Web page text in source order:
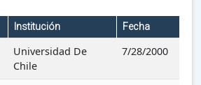
Institución Fecha
Universidad De
Chile
7/28/2000